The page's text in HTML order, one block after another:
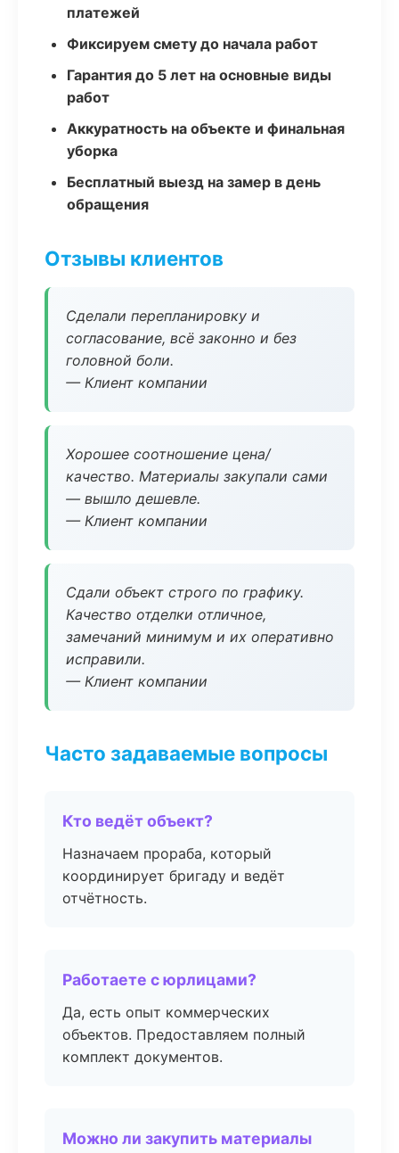
платежей
Фиксируем смету до начала работ
Гарантия до 5 лет на основные виды
работ
Аккуратность на объекте и финальная
уборка
Бесплатный выезд на замер в день
обращения
Отзывы клиентов
Сделали перепланировку и
согласование, всё законно и без
головной боли.
— Клиент компании
Хорошее соотношение цена/
качество. Материалы закупали сами
— вышло дешевле.
— Клиент компании
Сдали объект строго по графику.
Качество отделки отличное,
замечаний минимум и их оперативно
исправили.
— Клиент компании
Часто задаваемые вопросы
Кто ведёт объект?
Назначаем прораба, который
координирует бригаду и ведёт
отчётность.
Работаете с юрлицами?
Да, есть опыт коммерческих
объектов. Предоставляем полный
комплект документов.
Можно ли закупить материалы